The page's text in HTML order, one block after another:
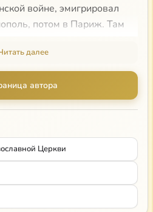
войне, эмигрировал
потом в Париж. Там
Г. Круга обращается к
в общество «Икона»,
х гг.) — в братство св.
принимает участие в
подворья в
иконописание в
св. Дионисия, основанном
С 1954 г.
(как богословскую
пастырских курсах
далее
автора
Церкви